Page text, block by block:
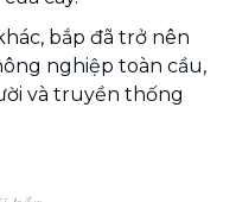
bắp đã trở nên
nghiệp toàn cầu,
và truyền thống